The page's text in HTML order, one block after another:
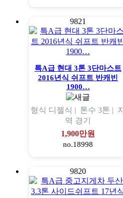
9821
특A급 현대 3톤 3단마스트
2016년식 쉬프트 반캐빈
1900…
형식 디젤식 | 톤수 3톤 | 지
역 경기
1,900만원
no.18998
9820